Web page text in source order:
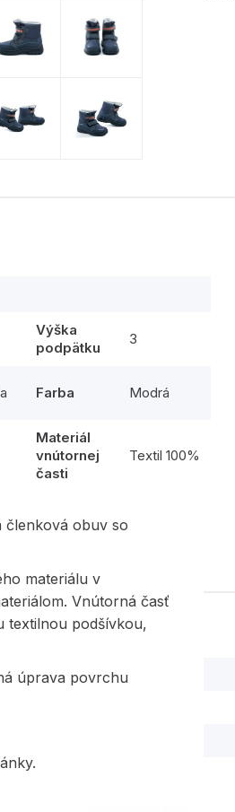
Výška
podpätku
3
Farba Modrá
Materiál
vnútornej
časti
Textil 100%
členková obuv so
materiálu v
Vnútorná časť
textilnou podšívkou,
úprava povrchu